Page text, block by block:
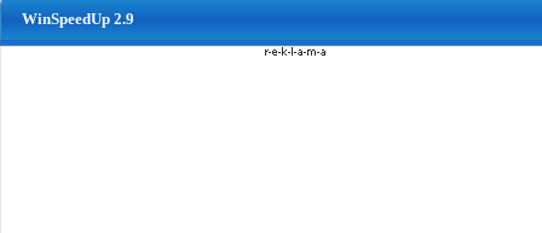
WinSpeedUp 2.9